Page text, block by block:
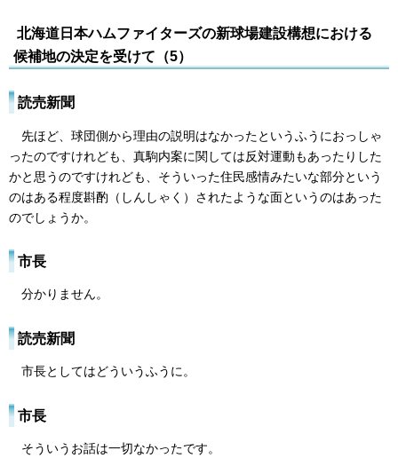
北海道日本ハムファイターズの新球場建設構想における
候補地の決定を受けて（5）
読売新聞
先ほど、球団側から理由の説明はなかったというふうにおっしゃ
ったのですけれども、真駒内案に関しては反対運動もあったりした
かと思うのですけれども、そういった住民感情みたいな部分という
のはある程度斟酌（しんしゃく）されたような面というのはあった
のでしょうか。
市長
分かりません。
読売新聞
市長としてはどういうふうに。
市長
そういうお話は一切なかったです。